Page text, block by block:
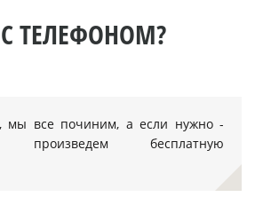
ТЕЛЕФОНОМ?
мы все починим, а если нужно -
произведем бесплатную